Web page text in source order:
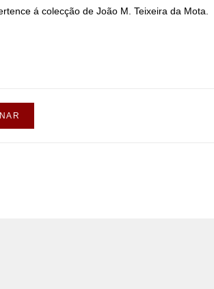
á colecção de João M. Teixeira da Mota.